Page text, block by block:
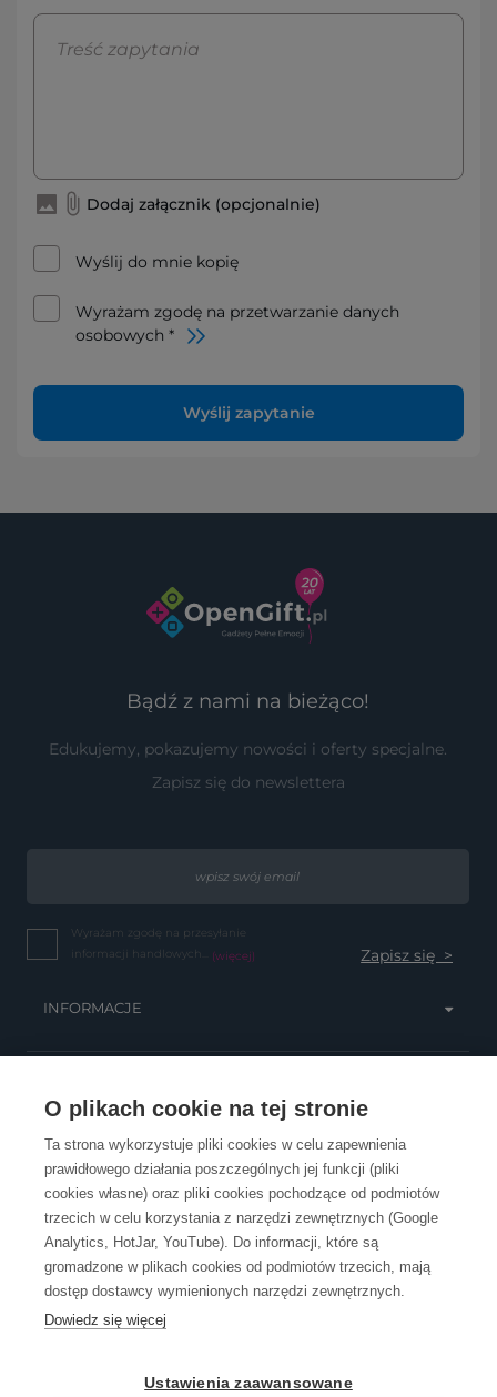
O plikach cookie na tej stronie
Ta strona wykorzystuje pliki cookies w celu zapewnienia
prawidłowego działania poszczególnych jej funkcji (pliki
cookies własne) oraz pliki cookies pochodzące od podmiotów
trzecich w celu korzystania z narzędzi zewnętrznych (Google
Analytics, HotJar, YouTube). Do informacji, które są
gromadzone w plikach cookies od podmiotów trzecich, mają
dostęp dostawcy wymienionych narzędzi zewnętrznych.
Dowiedz się więcej
Ustawienia zaawansowane
Dodaj załącznik (opcjonalnie)
Wyślij do mnie kopię
Wyrażam zgodę na przetwarzanie danych
osobowych *
Wyślij zapytanie
Bądź z nami na bieżąco!
Edukujemy, pokazujemy nowości i oferty specjalne.
Zapisz się do newslettera
Wyrażam zgodę na przesyłanie
informacji handlowych... (więcej)
INFORMACJE
OBSŁUGA KLIENTA
KONTAKT
OpenGift jest częścią ReflectGroup.